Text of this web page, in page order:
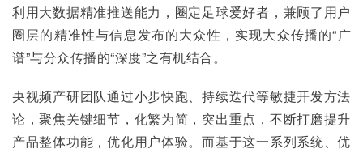
利用大数据精准推送能力，圈定足球爱好者，兼顾了用户
圈层的精准性与信息发布的大众性，实现大众传播的“广
谱”与分众传播的“深度”之有机结合。
央视频产研团队通过小步快跑、持续迭代等敏捷开发方法
论，聚焦关键细节，化繁为简，突出重点，不断打磨提升
产品整体功能，优化用户体验。而基于这一系列系统、优